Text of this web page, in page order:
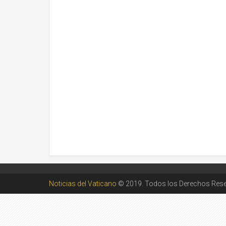
Noticias del Vaticano © 2019. Todos los Derechos